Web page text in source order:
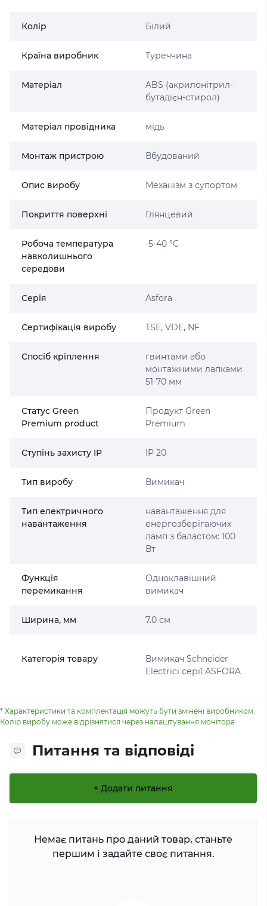
Колір Білий
Країна виробник Туреччина
Матеріал
ABS (акрилонітрил-
бутадієн-стирол)
Матеріал провідника мідь
Монтаж пристрою Вбудований
Опис виробу Механізм з супортом
Покриття поверхні Глянцевий
Робоча температура
навколишнього
середови
-5-40 °C
Серія Asfora
Сертифікація виробу TSE, VDE, NF
Спосіб кріплення
гвинтами або
монтажними лапками
51-70 мм
Статус Green
Premium product
Продукт Green
Premium
Ступінь захисту IP IP 20
Тип виробу Вимикач
Тип електричного
навантаження
навантаження для
енергозберігаючих
ламп з баластом: 100
Вт
Функція
перемикання
Одноклавішний
вимикач
Ширина, мм 7.0 см
Категорія товару
Вимикач Schneider
Electricі серії ASFORA
* Характеристики та комплектація можуть бути змінені виробником.
Колір виробу може відрізнятися через налаштування монітора
Питання та відповіді
+ Додати питання
Немає питань про даний товар, станьте
першим і задайте своє питання.